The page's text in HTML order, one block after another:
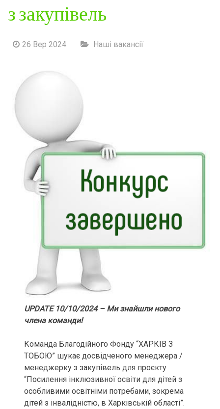
з закупівель
26 Вер 2024 Наші вакансії
UPDATE 10/10/2024 – Ми знайшли нового
члена команди!
Команда Благодійного Фонду “ХАРКІВ З
ТОБОЮ” шукає досвідченого менеджера /
менеджерку з закупівель для проєкту
“Посилення інклюзивної освіти для дітей з
особливими освітніми потребами, зокрема
дітей з інвалідністю, в Харківській області”.